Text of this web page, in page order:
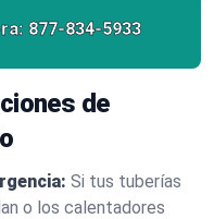
877-834-5933
de
Si tus tuberías
o los calentadores